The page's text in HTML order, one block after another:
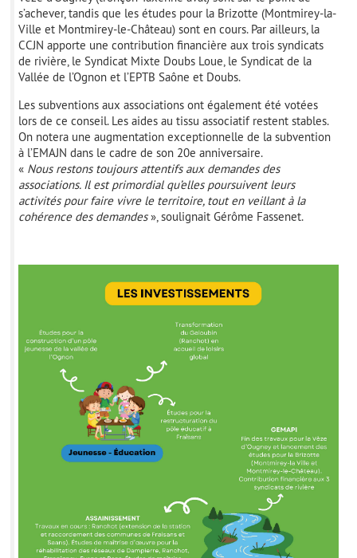
s’achever, tandis que les études pour la Brizotte (Montmirey-la-
Ville et Montmirey-le-Château) sont en cours. Par ailleurs, la
CCJN apporte une contribution financière aux trois syndicats
de rivière, le Syndicat Mixte Doubs Loue, le Syndicat de la
Vallée de l’Ognon et l’EPTB Saône et Doubs.
Les subventions aux associations ont également été votées
lors de ce conseil. Les aides au tissu associatif restent stables.
On notera une augmentation exceptionnelle de la subvention
à l’EMAJN dans le cadre de son 20e anniversaire.
« Nous restons toujours attentifs aux demandes des
associations. Il est primordial qu’elles poursuivent leurs
activités pour faire vivre le territoire, tout en veillant à la
cohérence des demandes», soulignait Gérôme Fassenet.